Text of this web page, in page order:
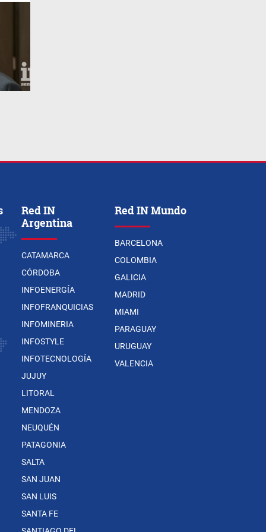
Red IN
Argentina
CATAMARCA
CÓRDOBA
INFOENERGÍA
INFOFRANQUICIAS
INFOMINERIA
INFOSTYLE
INFOTECNOLOGÍA
JUJUY
LITORAL
MENDOZA
NEUQUÉN
PATAGONIA
SALTA
SAN JUAN
SAN LUIS
SANTA FE
Red IN Mundo
BARCELONA
COLOMBIA
GALICIA
MADRID
MIAMI
PARAGUAY
URUGUAY
VALENCIA